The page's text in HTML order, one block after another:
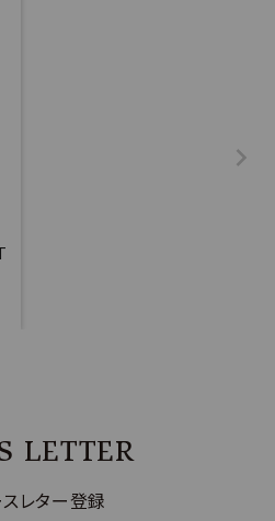
LETTER
レター登録